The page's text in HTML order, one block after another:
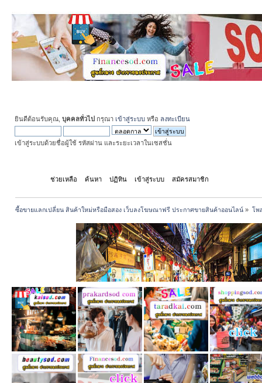
ยินดีต้อนรับคุณ, บุคคลทั่วไป กรุณา เข้าสู่ระบบ หรือ ลงทะเบียน
เข้าสู่ระบบด้วยชื่อผู้ใช้ รหัสผ่าน และระยะเวลาในเซสชั่น
ช่วยเหลือ ค้นหา ปฏิทิน เข้าสู่ระบบ สมัครสมาชิก
ซื้อขายแลกเปลี่ยน สินค้าใหม่หรือมือสอง เว็บลงโฆษณาฟรี ประกาศขายสินค้าออนไลน์ » โพ